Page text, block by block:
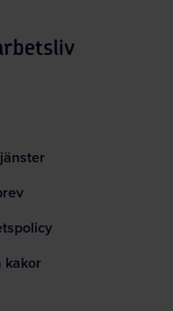
kakor